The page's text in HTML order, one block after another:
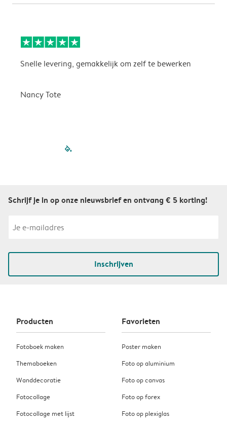
Snelle levering, gemakkelijk om zelf te bewerken
Nancy Tote
filled-pagination
Schrijf je in op onze nieuwsbrief en ontvang € 5 korting!
Inschrijven
Producten
Fotoboek maken
Themaboeken
Wanddecoratie
Fotocollage
Fotocollage met lijst
Favorieten
Poster maken
Foto op aluminium
Foto op canvas
Foto op forex
Foto op plexiglas